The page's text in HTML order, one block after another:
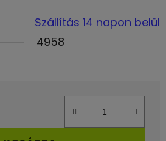
Szállítás 14 napon belül
4958